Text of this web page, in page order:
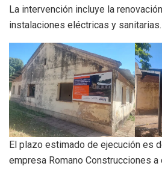
La intervención incluye la
instalaciones eléctricas y sanitarias.
El plazo estimado de ejecución es
empresa Romano Construcciones